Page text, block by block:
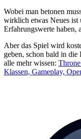
Wobei man betonen
wirklich etwas Neues
Erfahrungswerte haben,
Aber das Spiel wird
geben, schon bald in
alle mehr wissen:
Klassen, Gameplay,